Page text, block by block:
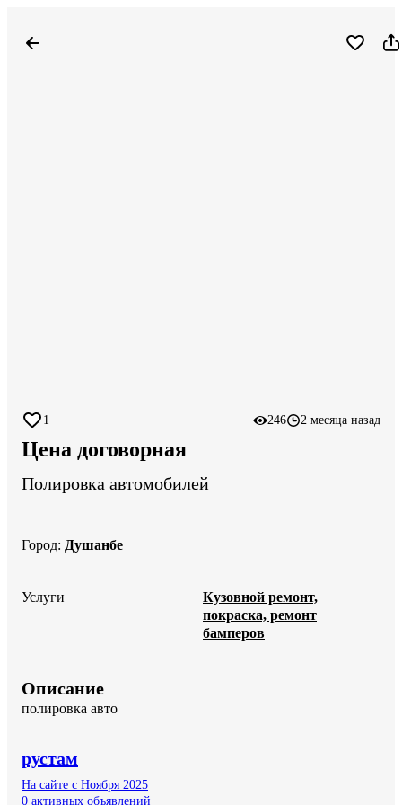
1 246 2 месяца назад
Цена договорная
Полировка автомобилей
Город: Душанбе
Услуги
Кузовной ремонт,
покраска, ремонт
бамперов
Описание
полировка авто
рустам
На сайте с Ноября 2025
0 активных объявлений